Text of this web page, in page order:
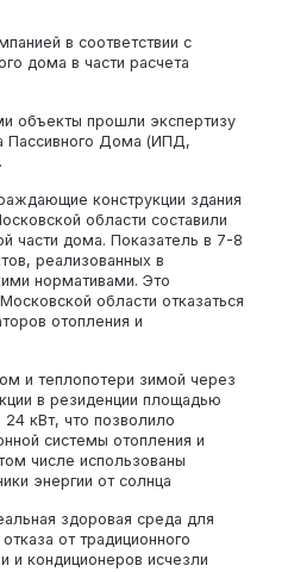
в соответствии с
дома в части расчета
объекты прошли экспертизу
Пассивного Дома (ИПД,
конструкции здания
области составили
части дома. Показатель в 7-8
реализованных в
нормативами. Это
области отказаться
отопления и
и теплопотери зимой через
в резиденции площадью
кВт, что позволило
системы отопления и
числе использованы
энергии от солнца
здоровая среда для
от традиционного
и кондиционеров исчезли